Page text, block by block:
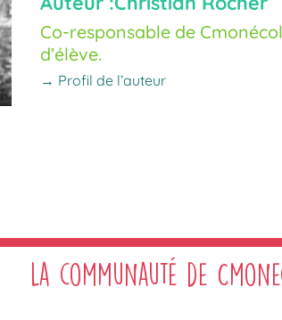
Co-responsable de
d’élève.
→ Profil de l’auteur
La communauté de